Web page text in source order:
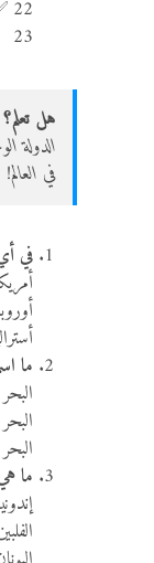
22 ✅
23
هل تعلم؟
الدولة
في العالم!
في
ما
ما